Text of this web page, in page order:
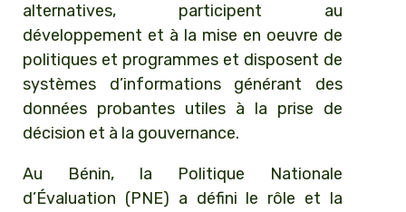
alternatives, participent au
développement et à la mise en oeuvre de
politiques et programmes et disposent de
systèmes d’informations générant des
données probantes utiles à la prise de
décision et à la gouvernance.
Au Bénin, la Politique Nationale
d’Évaluation (PNE) a défini le rôle et la